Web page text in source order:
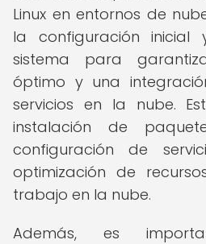
Linux en entornos de
la configuración inicial
sistema para
óptimo y una
servicios en la nube.
instalación de
configuración de
optimización de
trabajo en la nube.
Además, es